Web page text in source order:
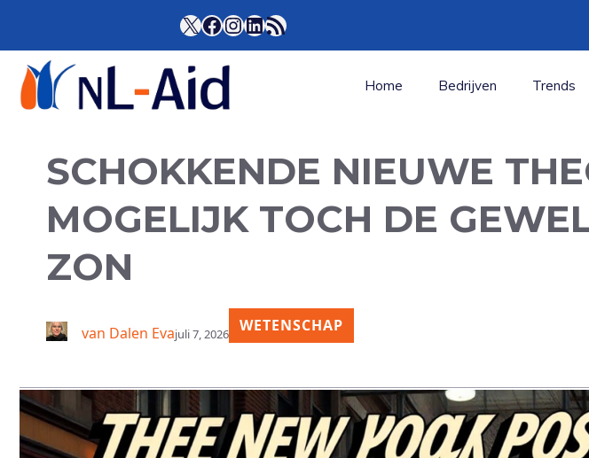
inhoud
X Facebook
Instagram
LinkedIn
RSS Feed
Home Bedrijven Trends
SCHOKKENDE NIEUWE
MOGELIJK TOCH DE
ZON
van Dalen Evajuli 7, 2026 WETENSCHAP